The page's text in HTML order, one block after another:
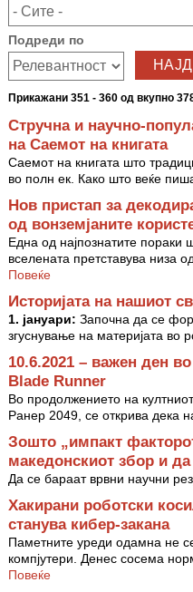
Подреди по
Прикажани 351 - 360 од вкупно
Стручна и научно-
на Саемот на книгата
Саемот на книгата што
во полн ек. Како што веќе
Нов пристап за
од вонземјаните
Една од најпознатите пораки
вселената претставува низа
Повеќе
Историјата на нашиот
1. јануари: Започна да се
згуснување на материјата во
10.6.2021 – важен ден
Blade Runner
Во продолжението на
Ранер 2049, се открива дека
Зошто „импакт
македонскиот збор и
Да се бараат врвни научни
Хакирани роботски
станува кибер-закана
Паметните уреди одамна не
компјутери. Денес сосема
Повеќе